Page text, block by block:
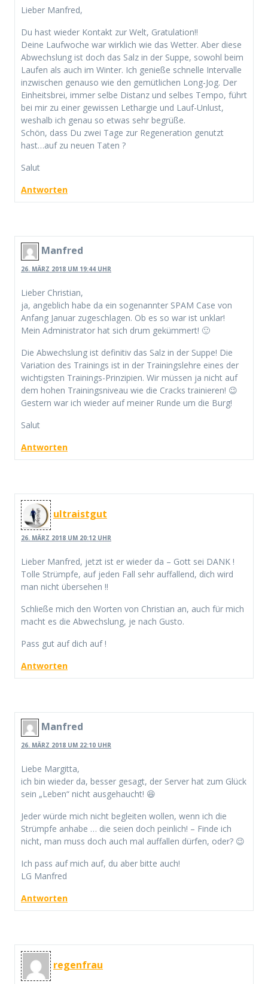
Lieber Manfred,
Du hast wieder Kontakt zur Welt, Gratulation!!
Deine Laufwoche war wirklich wie das Wetter. Aber diese
Abwechslung ist doch das Salz in der Suppe, sowohl beim
Laufen als auch im Winter. Ich genieße schnelle Intervalle
inzwischen genauso wie den gemütlichen Long-Jog. Der
Einheitsbrei, immer selbe Distanz und selbes Tempo, führt
bei mir zu einer gewissen Lethargie und Lauf-Unlust,
weshalb ich genau so etwas sehr begrüße.
Schön, dass Du zwei Tage zur Regeneration genutzt
hast…auf zu neuen Taten ?
Salut
Antworten
Manfred
26. MÄRZ 2018 UM 19:44 UHR
Lieber Christian,
ja, angeblich habe da ein sogenannter SPAM Case von
Anfang Januar zugeschlagen. Ob es so war ist unklar!
Mein Administrator hat sich drum gekümmert! 🙂
Die Abwechslung ist definitiv das Salz in der Suppe! Die
Variation des Trainings ist in der Trainingslehre eines der
wichtigsten Trainings-Prinzipien. Wir müssen ja nicht auf
dem hohen Trainingsniveau wie die Cracks trainieren! 😉
Gestern war ich wieder auf meiner Runde um die Burg!
Salut
Antworten
ultraistgut
26. MÄRZ 2018 UM 20:12 UHR
Lieber Manfred, jetzt ist er wieder da – Gott sei DANK !
Tolle Strümpfe, auf jeden Fall sehr auffallend, dich wird
man nicht übersehen !!
Schließe mich den Worten von Christian an, auch für mich
macht es die Abwechslung, je nach Gusto.
Pass gut auf dich auf !
Antworten
Manfred
26. MÄRZ 2018 UM 22:10 UHR
Liebe Margitta,
ich bin wieder da, besser gesagt, der Server hat zum Glück
sein „Leben“ nicht ausgehaucht! 😆
Jeder würde mich nicht begleiten wollen, wenn ich die
Strümpfe anhabe … die seien doch peinlich! – Finde ich
nicht, man muss doch auch mal auffallen dürfen, oder? 😉
Ich pass auf mich auf, du aber bitte auch!
LG Manfred
Antworten
regenfrau